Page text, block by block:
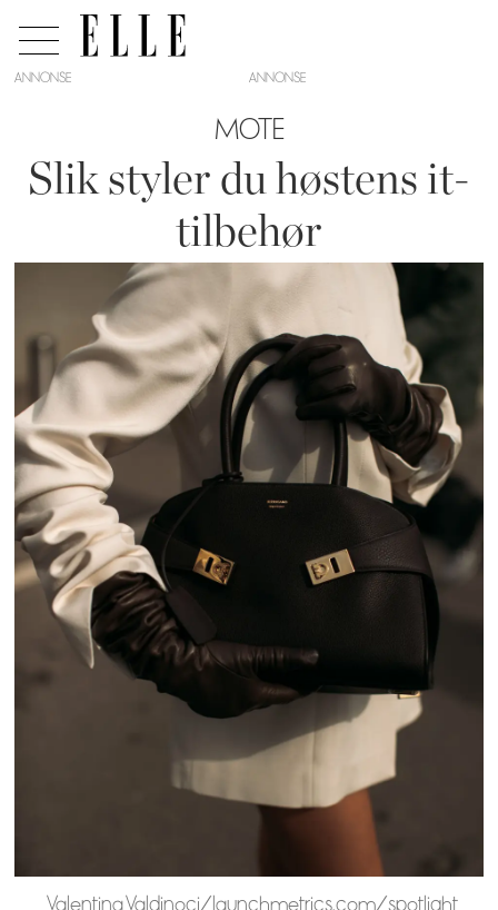
ANNONSE
MOTE
Slik styler du høstens it-
tilbehør
Valentina Valdinoci/launchmetrics.com/spotlight